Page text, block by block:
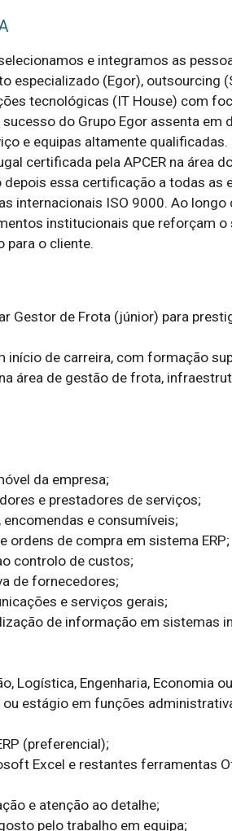
e integramos as
especializado (Egor), outsourcing
tecnológicas (IT House) com
do Grupo Egor assenta em
e equipas altamente qualificadas.
certificada pela APCER na área
essa certificação a todas as
internacionais ISO 9000. Ao longo
institucionais que reforçam
para o cliente.
Gestor de Frota (júnior) para
início de carreira, com formação
área de gestão de frota,
da empresa;
e prestadores de serviços;
e consumíveis;
ordens de compra em sistema ERP;
controlo de custos;
de fornecedores;
e serviços gerais;
de informação em sistemas
Logística, Engenharia, Economia
estágio em funções
(preferencial);
Excel e restantes ferramentas
e atenção ao detalhe;
pelo trabalho em equipa;